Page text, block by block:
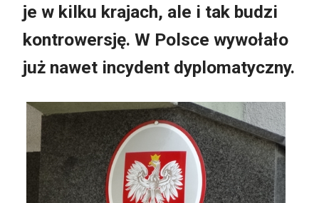
je w kilku krajach, ale i tak budzi
kontrowersję. W Polsce wywołało
już nawet incydent dyplomatyczny.